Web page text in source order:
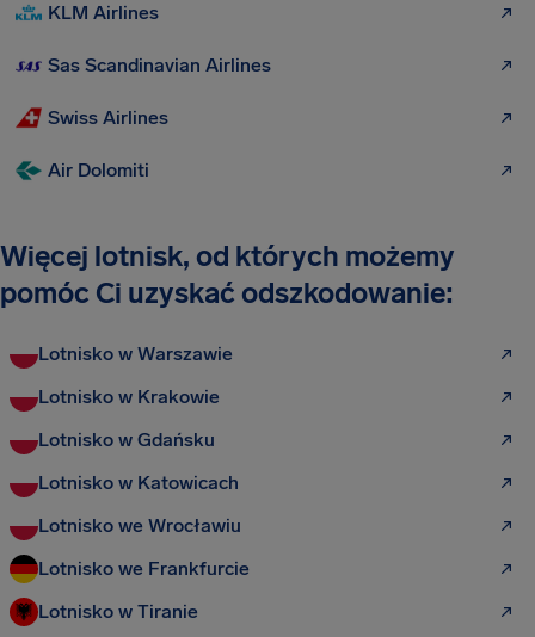
KLM Airlines
Sas Scandinavian Airlines
Swiss Airlines
Air Dolomiti
Więcej lotnisk, od których możemy
pomóc Ci uzyskać odszkodowanie:
Lotnisko w Warszawie
Lotnisko w Krakowie
Lotnisko w Gdańsku
Lotnisko w Katowicach
Lotnisko we Wrocławiu
Lotnisko we Frankfurcie
Lotnisko w Tiranie